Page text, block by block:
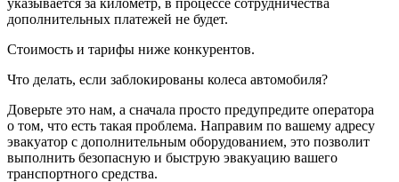
указывается за километр, в процессе сотрудничества
дополнительных платежей не будет.
Стоимость и тарифы ниже конкурентов.
Что делать, если заблокированы колеса автомобиля?
Доверьте это нам, а сначала просто предупредите оператора
о том, что есть такая проблема. Направим по вашему адресу
эвакуатор с дополнительным оборудованием, это позволит
выполнить безопасную и быструю эвакуацию вашего
транспортного средства.